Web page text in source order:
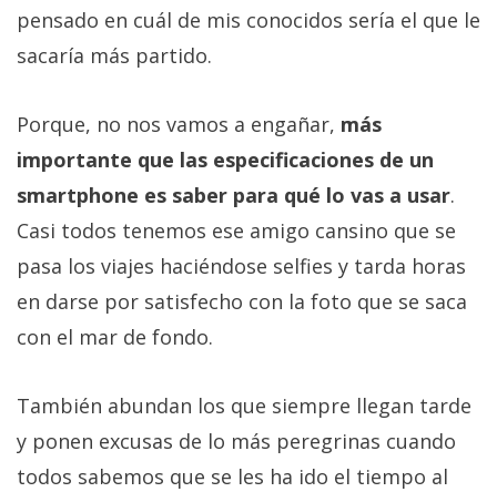
pensado en cuál de mis conocidos sería el que le
sacaría más partido.
Porque, no nos vamos a engañar, más
importante que las especificaciones de un
smartphone es saber para qué lo vas a usar.
Casi todos tenemos ese amigo cansino que se
pasa los viajes haciéndose selfies y tarda horas
en darse por satisfecho con la foto que se saca
con el mar de fondo.
También abundan los que siempre llegan tarde
y ponen excusas de lo más peregrinas cuando
todos sabemos que se les ha ido el tiempo al